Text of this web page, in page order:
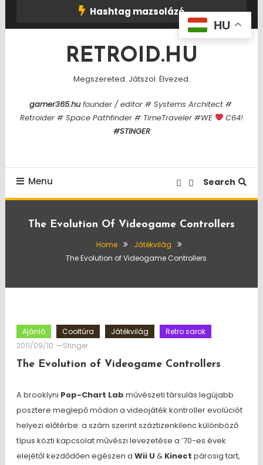
Hashtag mazsolázó
RETROID.HU
Megszereted. Játszol. Élvezed.
gamer365.hufounder / editor # Systems Architect #
Retroider # Space Pathfinder # TimeTraveler #WE
C64!
#STINGER
Menu Search
The Evolution Of Videogame Controllers
Home
Játékvilág
The Evolution of Videogame Controllers
Ajánló Cooltúra Játékvilág
Retro sarok
2011/09/10
Stinger
The Evolution of Videogame Controllers
A brooklyni Pop-Chart Lab művészeti társulás legújabb
posztere meglepő módon a videojáték kontroller evolúciót
helyezi előtérbe: a szám szerint száztizenkilenc különböző
típus közti kapcsolat művészi levezetése a ’70-es évek
elejétől kezdődően egészen a Wii U &Kinect párosig tart,
HU